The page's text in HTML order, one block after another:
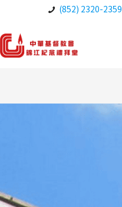
(852) 2320-2359